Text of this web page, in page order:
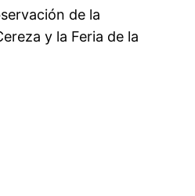
de la
y la Feria de la